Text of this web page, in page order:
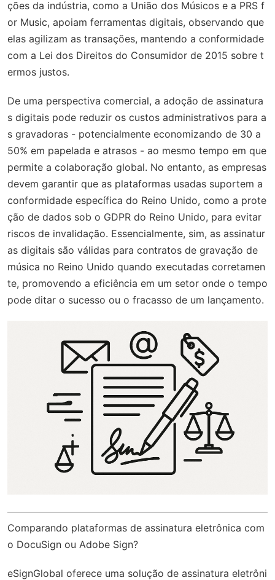
ções da indústria, como a União dos Músicos e a PRS f
or Music, apoiam ferramentas digitais, observando que
elas agilizam as transações, mantendo a conformidade
com a Lei dos Direitos do Consumidor de 2015 sobre t
ermos justos.
De uma perspectiva comercial, a adoção de assinatura
s digitais pode reduzir os custos administrativos para a
s gravadoras - potencialmente economizando de 30 a
50% em papelada e atrasos - ao mesmo tempo em que
permite a colaboração global. No entanto, as empresas
devem garantir que as plataformas usadas suportem a
conformidade específica do Reino Unido, como a prote
ção de dados sob o GDPR do Reino Unido, para evitar
riscos de invalidação. Essencialmente, sim, as assinatur
as digitais são válidas para contratos de gravação de
música no Reino Unido quando executadas corretamen
te, promovendo a eficiência em um setor onde o tempo
pode ditar o sucesso ou o fracasso de um lançamento.
Comparando plataformas de assinatura eletrônica com
o DocuSign ou Adobe Sign?
eSignGlobal oferece uma solução de assinatura eletrôni